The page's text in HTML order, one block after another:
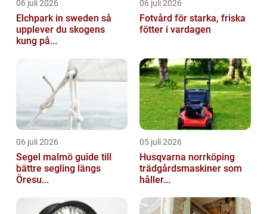
06 juli 2026
Elchpark in sweden så
upplever du skogens
kung på...
06 juli 2026
Fotvård för starka, friska
fötter i vardagen
06 juli 2026
Segel malmö guide till
bättre segling längs
Öresu...
05 juli 2026
Husqvarna norrköping
trädgårdsmaskiner som
håller...